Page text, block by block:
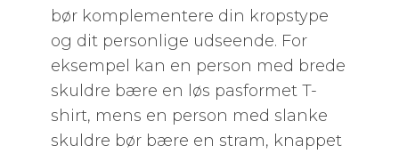
bør komplementere din kropstype
og dit personlige udseende. For
eksempel kan en person med brede
skuldre bære en løs pasformet T-
shirt, mens en person med slanke
skuldre bør bære en stram, knappet